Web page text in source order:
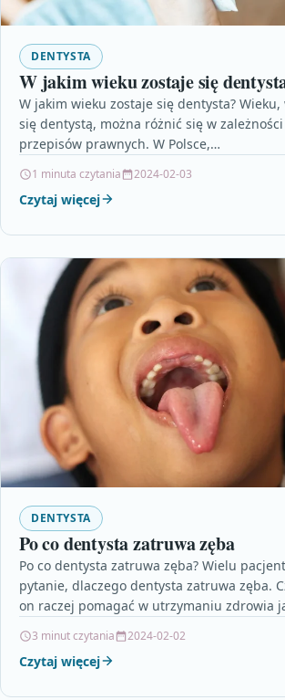
DENTYSTA
W jakim wieku zostaje się
W jakim wieku zostaje się dentysta?
się dentystą, można różnić się w
przepisów prawnych. W Polsce,…
1 minuta czytania 2024-02-03
Czytaj więcej
DENTYSTA
Po co dentysta zatruwa zęba
Po co dentysta zatruwa zęba? Wielu
pytanie, dlaczego dentysta zatruwa zęba.
on raczej pomagać w utrzymaniu zdrowia
3 minut czytania 2024-02-02
Czytaj więcej